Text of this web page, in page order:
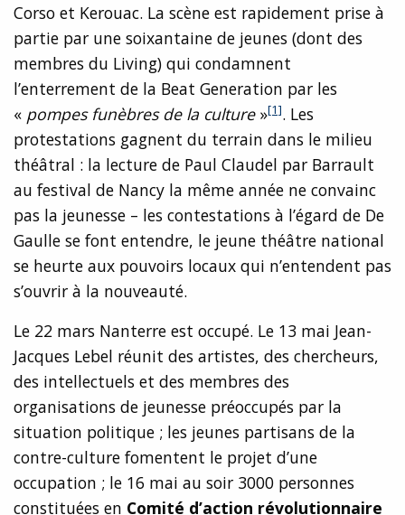
Corso et Kerouac. La scène est rapidement prise à
partie par une soixantaine de jeunes (dont des
membres du Living) qui condamnent
l’enterrement de la Beat Generation par les
« pompes funèbres de la culture»[1]. Les
protestations gagnent du terrain dans le milieu
théâtral : la lecture de Paul Claudel par Barrault
au festival de Nancy la même année ne convainc
pas la jeunesse – les contestations à l’égard de De
Gaulle se font entendre, le jeune théâtre national
se heurte aux pouvoirs locaux qui n’entendent pas
s’ouvrir à la nouveauté.
Le 22 mars Nanterre est occupé. Le 13 mai Jean-
Jacques Lebel réunit des artistes, des chercheurs,
des intellectuels et des membres des
organisations de jeunesse préoccupés par la
situation politique ; les jeunes partisans de la
contre-culture fomentent le projet d’une
occupation ; le 16 mai au soir 3000 personnes
constituées en Comité d’action révolutionnaire